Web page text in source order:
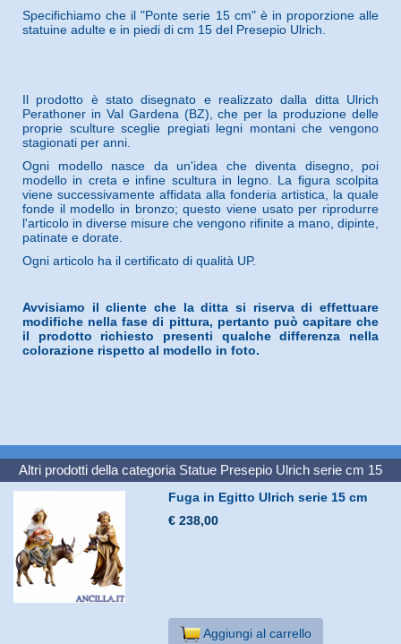
Specifichiamo che il "Ponte serie 15 cm" è in proporzione alle
statuine adulte e in piedi di cm 15 del Presepio Ulrich.
Il prodotto è stato disegnato e realizzato dalla ditta Ulrich
Perathoner in Val Gardena (BZ), che per la produzione delle
proprie sculture sceglie pregiati legni montani che vengono
stagionati per anni.
Ogni modello nasce da un'idea che diventa disegno, poi
modello in creta e infine scultura in legno. La figura scolpita
viene successivamente affidata alla fonderia artistica, la quale
fonde il modello in bronzo; questo viene usato per riprodurre
l'articolo in diverse misure che vengono rifinite a mano, dipinte,
patinate e dorate.
Ogni articolo ha il certificato di qualità UP.
Avvisiamo il cliente che la ditta si riserva di effettuare
modifiche nella fase di pittura, pertanto può capitare che
il prodotto richiesto presenti qualche differenza nella
colorazione rispetto al modello in foto.
Altri prodotti della categoria Statue Presepio Ulrich serie cm 15
Fuga in Egitto Ulrich serie 15 cm
€ 238,00
Aggiungi al carrello